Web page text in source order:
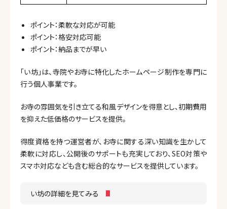
ポイント：柔軟な対応が可能
ポイント：格安対応可能
ポイント：納品までが早い
「い坊」は、寺院やお寺に特化したホームページ制作を専門に
行う個人事業です。
お寺の雰囲気を引き立てる和風デザインを得意とし、初期費用
を抑えた低価格のサービスを提供。
得度資格を持つ運営者が、お寺に関する深い知識を生かして
柔軟に対応し、公開後のサポートも充実しており、SEO対策や
スマホ対応なども含む総合的なサービスを提供しています。
い坊の詳細を見てみる